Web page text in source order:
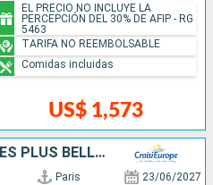
US$ 1,573
EL PRECIO NO INCLUYE LA
PERCEPCIÓN DEL 30% DE AFIP - RG
5463
TARIFA NO REEMBOLSABLE
Comidas incluidas
L'ARMADA DE ROUEN ET LES PLUS BELLES ESCALES DE LA VALLÉE DE LA SEINE
Paris 23/06/2027